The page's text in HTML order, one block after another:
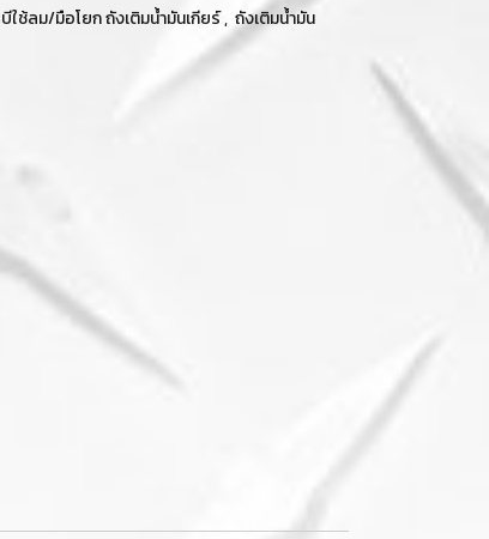
ช้ลม/มือโยก ถังเติมน้ำมันเกียร์, ถังเติมน้ำมัน